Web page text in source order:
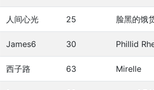
人间心光 25 脸黑的饿
James6 30 Phillid
西子路 63 Mirelle